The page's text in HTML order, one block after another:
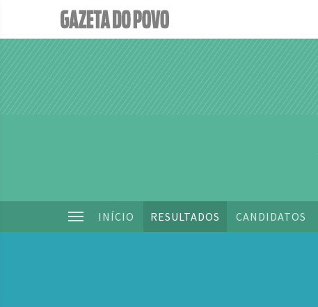
INÍCIO RESULTADOS CANDIDATOS